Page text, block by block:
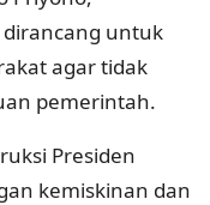
untuk
agar tidak
pemerintah.
Presiden
kemiskinan dan